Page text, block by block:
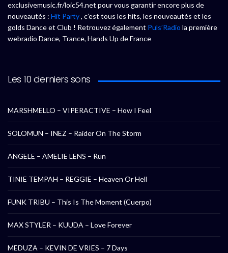
exclusivemusic.fr/loic54.net pour vous garantir encore plus de
nouveautés : Hit Party, c’est tous les hits, les nouveautés et les
golds Dance et Club ! Retrouvez également Puls’Radio la première
webradio Dance, Trance, Hands Up de France
Les 10 derniers sons
MARSHMELLO – VIPERACTIVE – How I Feel
SOLOMUN – INEZ – Raider On The Storm
ANGELE – AMELIE LENS – Run
TINIE TEMPAH – REGGIE – Heaven Or Hell
FUNK TRIBU – This Is The Moment (Cuerpo)
MAX STYLER – KUUDA – Love Forever
MEDUZA – KEVIN DE VRIES – 7 Days